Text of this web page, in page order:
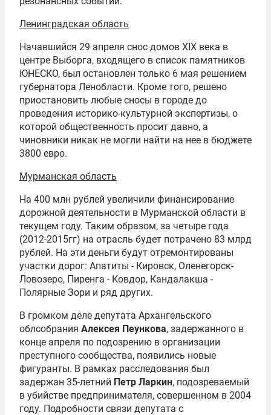
Ленинградская область
Начавшийся 29 апреля снос домов XIX века в
центре Выборга, входящего в список памятников
ЮНЕСКО, был остановлен только 6 мая решением
губернатора Ленобласти. Кроме того, решено
приостановить любые сносы в городе до
проведения историко-культурной экспертизы, о
которой общественность просит давно, а
чиновники никак не могли найти на нее в бюджете
3800 евро.
Мурманская область
На 400 млн рублей увеличили финансирование
дорожной деятельности в Мурманской области в
текущем году. Таким образом, за четыре года
(2012-2015гг) на отрасль будет потрачено 83 млрд
рублей. На эти деньги будут отремонтированы
участки дорог: Апатиты - Кировск, Оленегорск-
Ловозеро, Пиренга - Ковдор, Кандалакша -
Полярные Зори и ряд других.
В громком деле депутата Архангельского
облсобрания Алексея Пеункова, задержанного в
конце апреля по подозрению в организации
преступного сообщества, появились новые
фигуранты. В рамках расследования был
задержан 35-летний Петр Ларкин, подозреваемый
в убийстве предпринимателя, совершенном в 2004
году. Подробности связи депутата с